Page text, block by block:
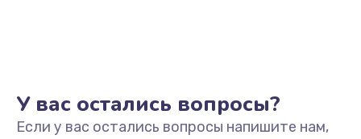
У вас остались вопросы?
Если у вас остались вопросы напишите нам,